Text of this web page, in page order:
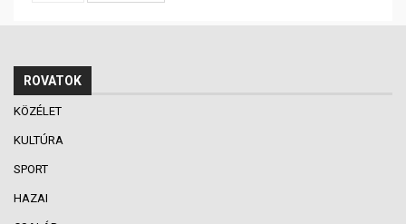
ROVATOK
KÖZÉLET
KULTÚRA
SPORT
HAZAI